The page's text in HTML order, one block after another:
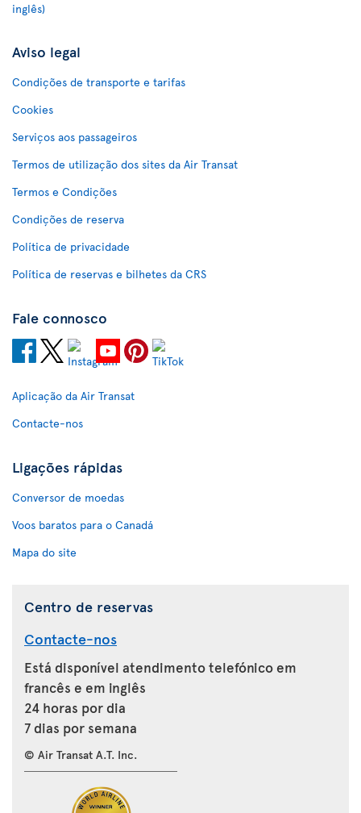
inglês)
Aviso legal
Condições de transporte e tarifas
Cookies
Serviços aos passageiros
Termos de utilização dos sites da Air Transat
Termos e Condições
Condições de reserva
Política de privacidade
Política de reservas e bilhetes da CRS
Fale connosco
Aplicação da Air Transat
Contacte-nos
Ligações rápidas
Conversor de moedas
Voos baratos para o Canadá
Mapa do site
Centro de reservas
Contacte-nos
Está disponível atendimento telefónico em
francês e em inglês
24 horas por dia
7 dias por semana
© Air Transat A.T. Inc.